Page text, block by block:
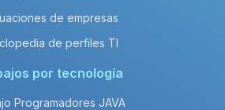
de empresas
de perfiles TI
por tecnología
Programadores JAVA